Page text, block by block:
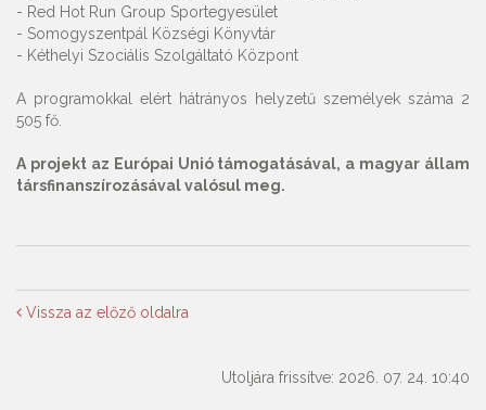
- Red Hot Run Group Sportegyesület
- Somogyszentpál Községi Könyvtár
- Kéthelyi Szociális Szolgáltató Központ
A programokkal elért hátrányos helyzetű személyek száma 2
505 fő.
A projekt az Európai Unió támogatásával, a magyar állam
társfinanszírozásával valósul meg.
Vissza az előző oldalra
Utoljára frissítve: 2026. 07. 24. 10:40